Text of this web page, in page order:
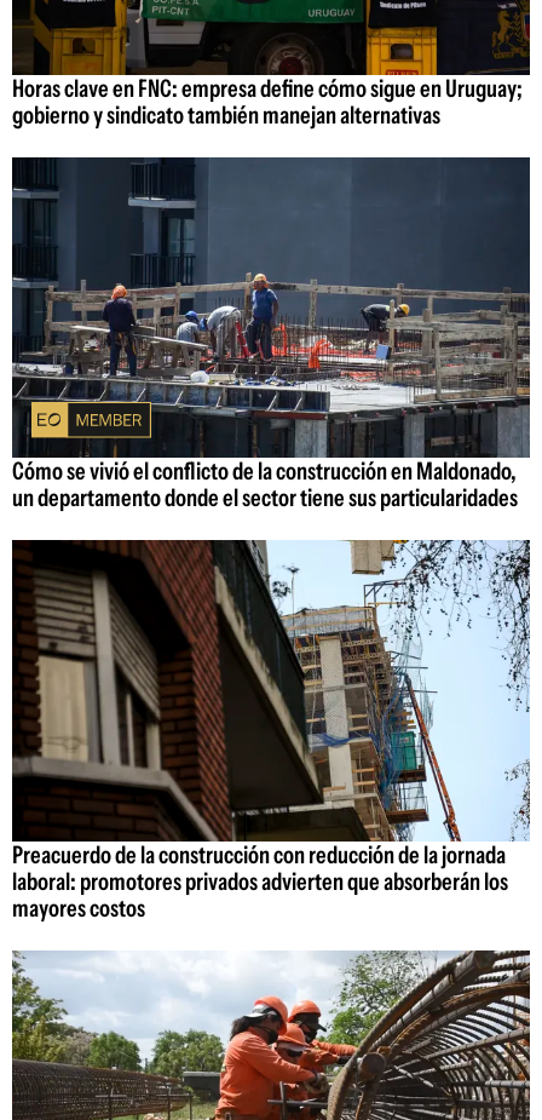
Horas clave en FNC: empresa define cómo sigue en Uruguay;
gobierno y sindicato también manejan alternativas
Cómo se vivió el conflicto de la construcción en Maldonado,
un departamento donde el sector tiene sus particularidades
Preacuerdo de la construcción con reducción de la jornada
laboral: promotores privados advierten que absorberán los
mayores costos